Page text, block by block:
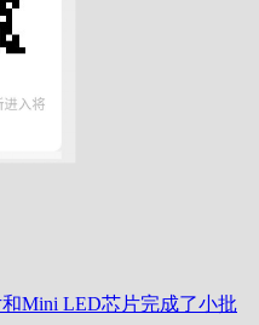
Mini LED芯片完成了小批